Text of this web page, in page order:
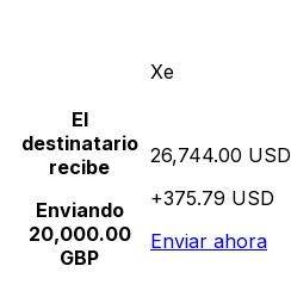
Xe
El
destinatario
recibe
Enviando
20,000.00
GBP
26,744.00 USD
+375.79 USD
Enviar ahora